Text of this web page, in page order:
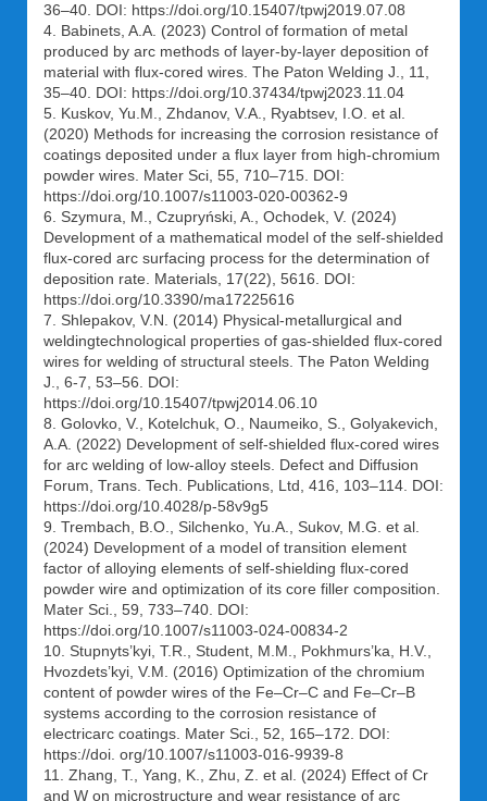
36–40. DOI: https://doi.org/10.15407/tpwj2019.07.08
4. Babinets, A.A. (2023) Control of formation of metal
produced by arc methods of layer-by-layer deposition of
material with flux-cored wires. The Paton Welding J., 11,
35–40. DOI: https://doi.org/10.37434/tpwj2023.11.04
5. Kuskov, Yu.М., Zhdanov, V.А., Ryabtsev, І.О. et al.
(2020) Methods for increasing the corrosion resistance of
coatings deposited under a flux layer from high-chromium
powder wires. Mater Sci, 55, 710–715. DOI:
https://doi.org/10.1007/s11003-020-00362-9
6. Szymura, M., Czupryński, A., Ochodek, V. (2024)
Development of a mathematical model of the self-shielded
flux-cored arc surfacing process for the determination of
deposition rate. Materials, 17(22), 5616. DOI:
https://doi.org/10.3390/ma17225616
7. Shlepakov, V.N. (2014) Physical-metallurgical and
weldingtechnological properties of gas-shielded flux-cored
wires for welding of structural steels. The Paton Welding
J., 6-7, 53–56. DOI:
https://doi.org/10.15407/tpwj2014.06.10
8. Golovko, V., Kotelchuk, O., Naumeiko, S., Golyakevich,
A.A. (2022) Development of self-shielded flux-cored wires
for arc welding of low-alloy steels. Defect and Diffusion
Forum, Trans. Tech. Publications, Ltd, 416, 103–114. DOI:
https://doi.org/10.4028/p-58v9g5
9. Trembach, B.O., Silchenko, Yu.A., Sukov, M.G. et al.
(2024) Development of a model of transition element
factor of alloying elements of self-shielding flux-cored
powder wire and optimization of its core filler composition.
Mater Sci., 59, 733–740. DOI:
https://doi.org/10.1007/s11003-024-00834-2
10. Stupnyts’kyi, T.R., Student, M.M., Pokhmurs’ka, H.V.,
Hvozdets’kyi, V.M. (2016) Optimization of the chromium
content of powder wires of the Fe–Cr–C and Fe–Cr–B
systems according to the corrosion resistance of
electricarc coatings. Mater Sci., 52, 165–172. DOI:
https://doi. org/10.1007/s11003-016-9939-8
11. Zhang, T., Yang, K., Zhu, Z. et al. (2024) Effect of Cr
and W on microstructure and wear resistance of arc